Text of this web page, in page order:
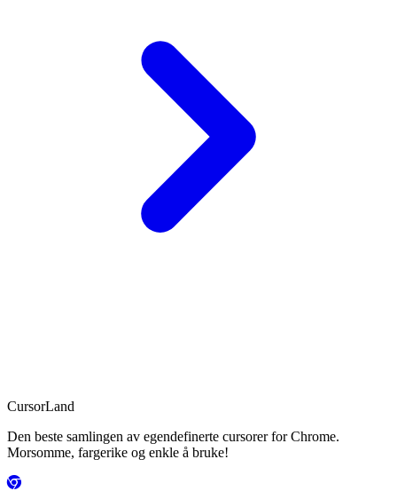
CursorLand
Den beste samlingen av egendefinerte cursorer for Chrome.
Morsomme, fargerike og enkle å bruke!